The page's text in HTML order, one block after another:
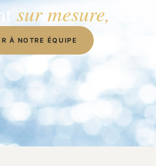
sur mesure,
À NOTRE ÉQUIPE